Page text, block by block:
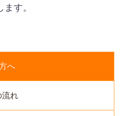
す。
へ
流れ